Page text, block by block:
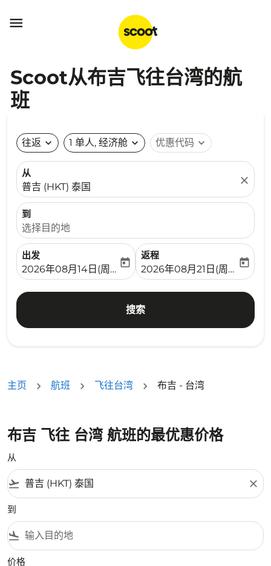

Scoot从布吉飞往台湾的航
班
往返 expand_more 1 单人, 经济舱 expand_more 优惠代码 expand_more
从
普吉 (HKT) 泰国
close
到
选择目的地
出发
fc-booking-departure-date-aria-label
2026年08月14日(周五)
today
返程
fc-booking-return-date-
2026年08月21日(周五)
today
搜索
主页 航班 飞往台湾 布吉 - 台湾
布吉 飞往 台湾 航班的最优惠价格
从
flight_takeoff close
到
flight_land
价格